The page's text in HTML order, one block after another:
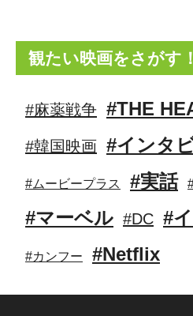
観たい映画をさがす！
#麻薬戦争 #THE
#韓国映画 #インタ
#ムービープラス #実話
#マーベル #DC #
#カンフー #Netflix